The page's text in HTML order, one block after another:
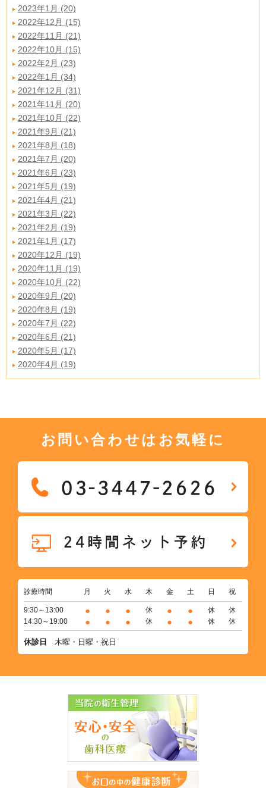
2023年1月 (20)
2022年12月 (15)
2022年11月 (21)
2022年10月 (15)
2022年2月 (23)
2022年1月 (34)
2021年12月 (31)
2021年11月 (20)
2021年10月 (22)
2021年9月 (21)
2021年8月 (18)
2021年7月 (20)
2021年6月 (23)
2021年5月 (19)
2021年4月 (21)
2021年3月 (22)
2021年2月 (19)
2021年1月 (17)
2020年12月 (19)
2020年11月 (19)
2020年10月 (22)
2020年9月 (20)
2020年8月 (19)
2020年7月 (22)
2020年6月 (21)
2020年5月 (17)
2020年4月 (19)
お問い合わせはお気軽に
診療時間 月 火 水 木 金 土 日 祝
9:30～13:00 ● ● ● 休 ● ● 休
休
14:30～19:00
● ● ● 休 ● ● 休 休
休診日 木曜・日曜・祝日